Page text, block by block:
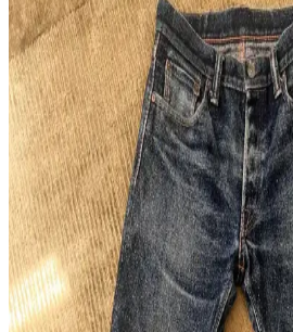
Unbranded UB701, geniş paça raw
sert kumaşı zamanla yumuşar. Kesim
bakım önerileriyle uzun ömürlü kullanım
Naked & Famous Red
Kullanımda Renk Solması ve
Naked & Famous Red Elephant denim,
kırmızı ve mor tonlarda özgün renk
olup yumuşak ve konforludur, sınırlı
Japon Raw Denim
Samurai, Iron Heart ve
Detaylı İncelemesi